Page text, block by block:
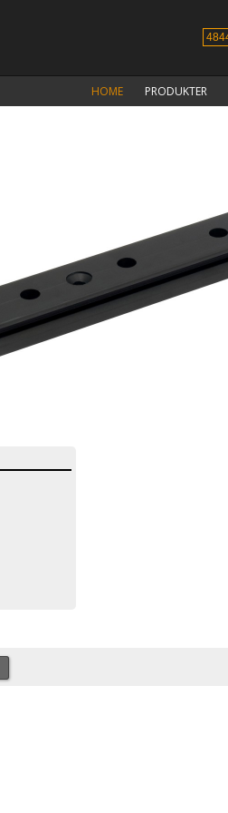
HOME PRODUKTER